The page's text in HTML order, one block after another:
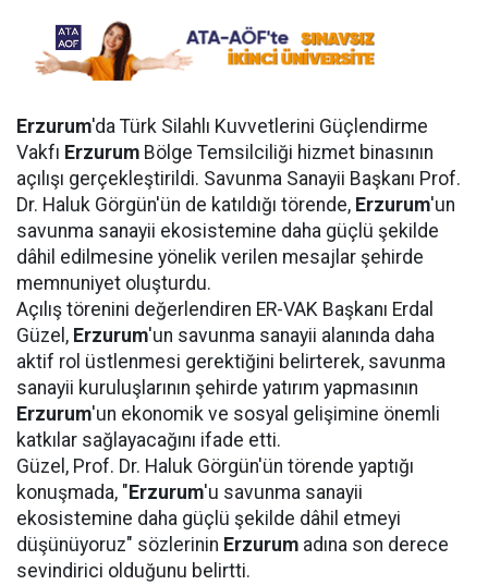
Erzurum'da Türk Silahlı Kuvvetlerini Güçlendirme
Vakfı Erzurum Bölge Temsilciliği hizmet binasının
açılışı gerçekleştirildi. Savunma Sanayii Başkanı Prof.
Dr. Haluk Görgün'ün de katıldığı törende, Erzurum'un
savunma sanayii ekosistemine daha güçlü şekilde
dâhil edilmesine yönelik verilen mesajlar şehirde
memnuniyet oluşturdu.
Açılış törenini değerlendiren ER-VAK Başkanı Erdal
Güzel, Erzurum'un savunma sanayii alanında daha
aktif rol üstlenmesi gerektiğini belirterek, savunma
sanayii kuruluşlarının şehirde yatırım yapmasının
Erzurum'un ekonomik ve sosyal gelişimine önemli
katkılar sağlayacağını ifade etti.
Güzel, Prof. Dr. Haluk Görgün'ün törende yaptığı
konuşmada, " Erzurum'u savunma sanayii
ekosistemine daha güçlü şekilde dâhil etmeyi
düşünüyoruz" sözlerinin Erzurum adına son derece
sevindirici olduğunu belirtti.